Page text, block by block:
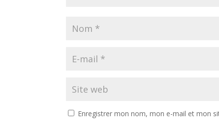
Enregistrer mon nom, mon e-mail et mon